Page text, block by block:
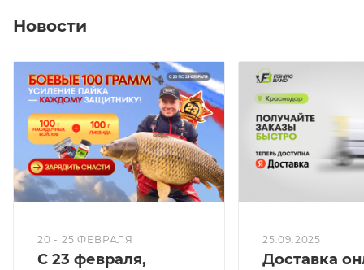
Новости
20 - 25 ФЕВРАЛЯ
С 23 февраля,
25.09.2025
Доставка